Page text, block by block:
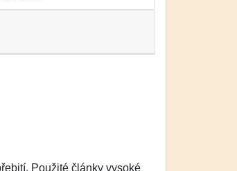
Použité články vysoké